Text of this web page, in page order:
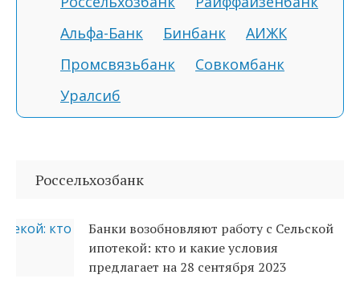
Альфа-Банк
Бинбанк
АИЖК
Промсвязьбанк
Совкомбанк
Уралсиб
Россельхозбанк
Банки возобновляют работу с Сельской
ипотекой: кто и какие условия
предлагает на 28 сентября 2023